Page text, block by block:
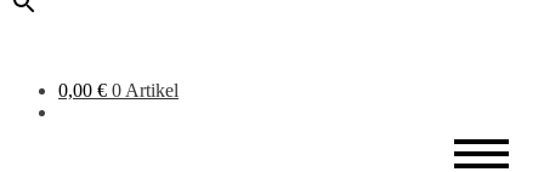
0,00 € 0 Artikel